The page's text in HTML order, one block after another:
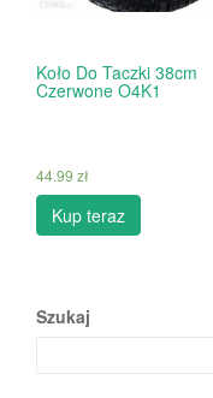
Koło Do Taczki 38cm
Czerwone O4K1
44.99 zł
Kup teraz
Szukaj